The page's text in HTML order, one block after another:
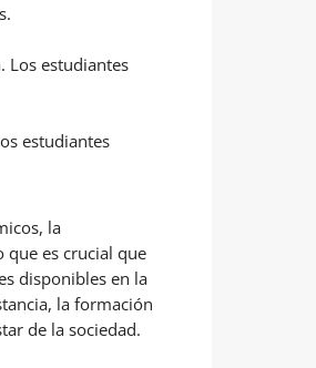
Los estudiantes
estudiantes
la
es crucial que
disponibles en la
la formación
de la sociedad.